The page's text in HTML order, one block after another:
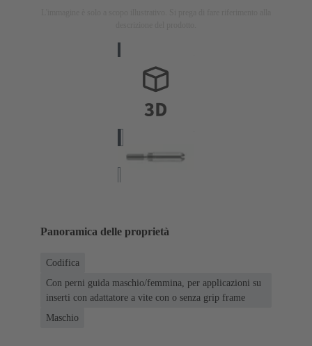
Panoramica delle proprietà
Codifica
Con perni guida maschio/femmina, per applicazioni su
inserti con adattatore a vite con o senza grip frame
Maschio